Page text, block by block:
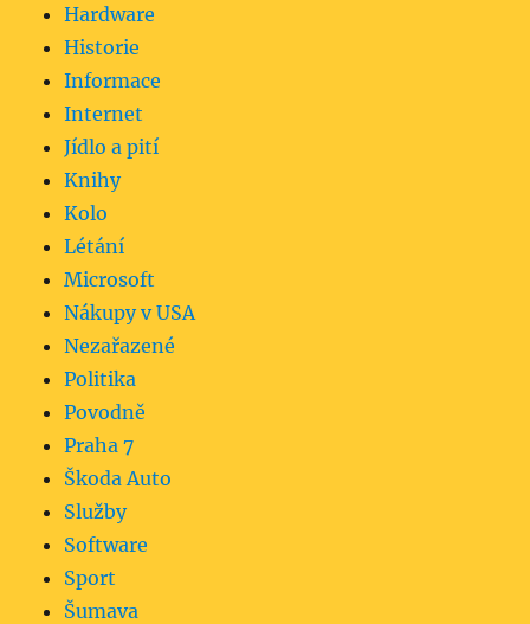
Hardware
Historie
Informace
Internet
Jídlo a pití
Knihy
Kolo
Létání
Microsoft
Nákupy v USA
Nezařazené
Politika
Povodně
Praha 7
Škoda Auto
Služby
Software
Sport
Šumava